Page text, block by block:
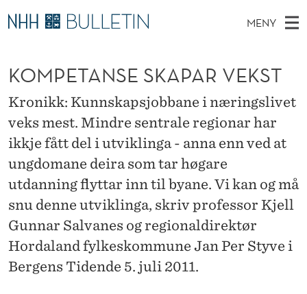
K
O
M
P
E
T
A
N
S
E
S
MENY
V
E
D
M
E
N
Y
K
I
E
T
T
S
T
E
E
Stipendiater og nye forskerprofiler
Disputaser
Ekspertutvalg
Om Bulletin
KOMPETANSE SKAPAR VEKST
Kronikk: Kunnskapsjobbane i næringslivet
veks mest. Mindre sentrale regionar har
ikkje fått del i utviklinga - anna enn ved at
ungdomane deira som tar høgare
utdanning flyttar inn til byane. Vi kan og må
snu denne utviklinga, skriv professor Kjell
Gunnar Salvanes og regionaldirektør
Hordaland fylkeskommune Jan Per Styve i
Bergens Tidende 5. juli 2011.